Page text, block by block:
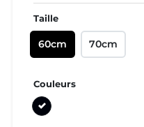
Taille
60cm 70cm
Couleurs
Noir